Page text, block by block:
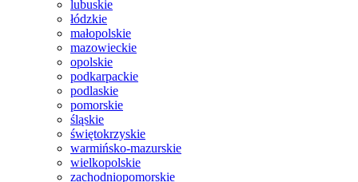
lubuskie
łódzkie
małopolskie
mazowieckie
opolskie
podkarpackie
podlaskie
pomorskie
śląskie
świętokrzyskie
warmińsko-mazurskie
wielkopolskie
zachodniopomorskie